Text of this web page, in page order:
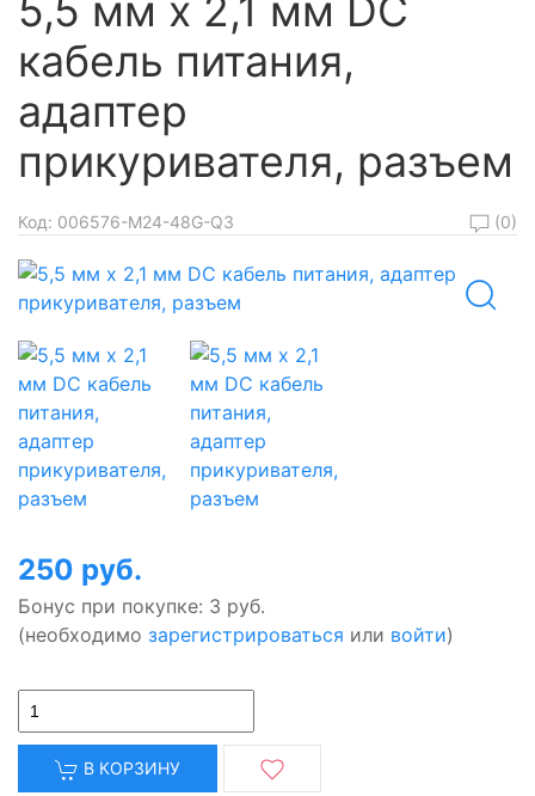
5,5 мм x 2,1 мм DC
кабель питания,
адаптер
прикуривателя, разъем
Код: 006576-M24-48G-Q3 (0)
250 руб.
Бонус при покупке: 3 руб.
(необходимо зарегистрироваться или войти)
В КОРЗИНУ